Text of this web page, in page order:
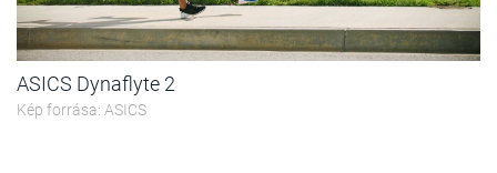
ASICS Dynaflyte 2
Kép forrása: ASICS